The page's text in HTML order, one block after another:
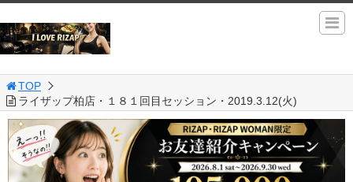
TOP
ライザップ柏店・１８１回目セッション・2019.3.12(火)